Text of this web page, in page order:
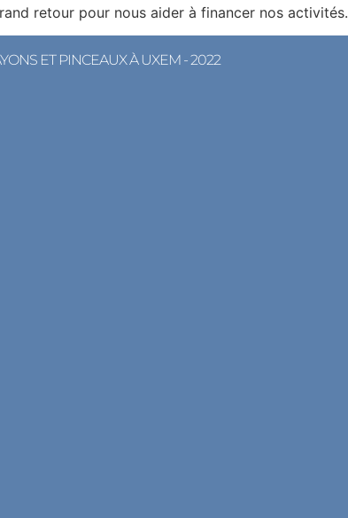
retour pour nous aider à financer nos activités.
ET PINCEAUX À UXEM - 2022